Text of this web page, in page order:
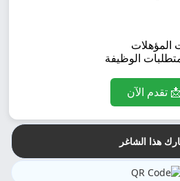
المؤهلات
الوظيفة
📩 تقدم الآن
هذا الشاغر